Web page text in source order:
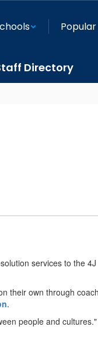
Popular
Directory
services to the
their own through
.
people and